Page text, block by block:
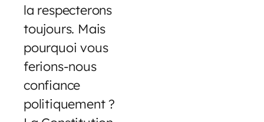
la respecterons
toujours. Mais
pourquoi vous
ferions-nous
confiance
politiquement ?